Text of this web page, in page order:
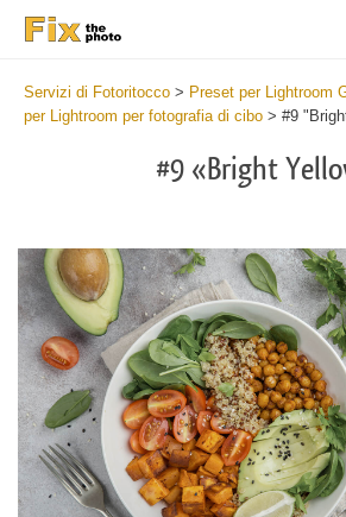
Servizi di Fotoritocco > Preset per Lightroom
per Lightroom per fotografia di cibo > #9
#9 «Bright